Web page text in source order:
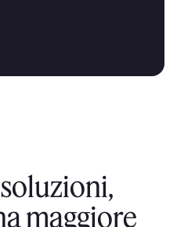
maggiore